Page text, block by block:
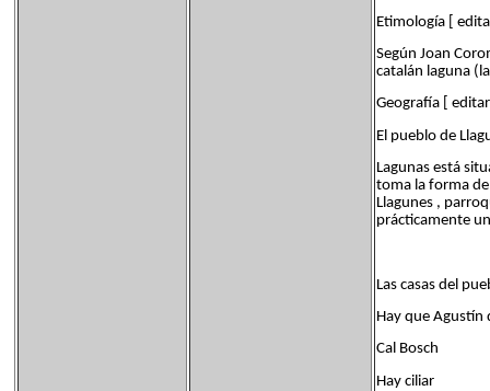
Etimología [
Según Joan
catalán laguna
Geografía [
El pueblo de
Lagunas está
toma la forma
Llagunes ,
prácticamente
Las casas del
Hay que Agustín
Cal Bosch
Hay ciliar